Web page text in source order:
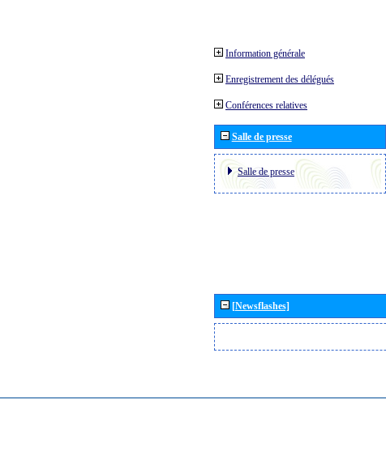
Information générale
Enregistrement des délégués
Conférences relatives
Salle de presse
Salle de presse
[Newsflashes]